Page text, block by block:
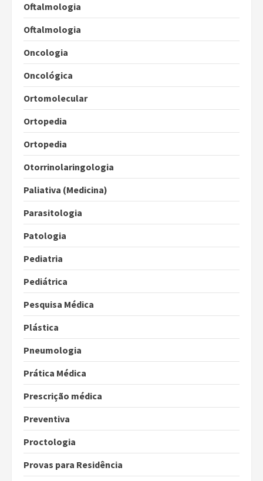
Oftalmologia
Oftalmologia
Oncologia
Oncológica
Ortomolecular
Ortopedia
Ortopedia
Otorrinolaringologia
Paliativa (Medicina)
Parasitologia
Patologia
Pediatria
Pediátrica
Pesquisa Médica
Plástica
Pneumologia
Prática Médica
Prescrição médica
Preventiva
Proctologia
Provas para Residência